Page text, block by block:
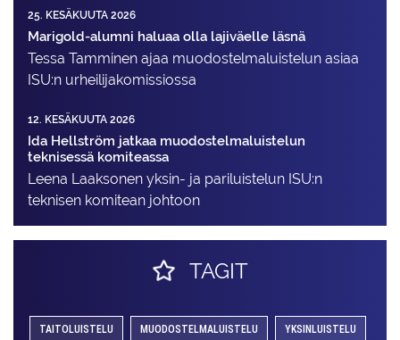
25. KESÄKUUTA 2026
Marigold-alumni haluaa olla lajiväelle läsnä
Tessa Tamminen ajaa muodostelma­luistelun asiaa
ISU:n urheilija­komissiossa
12. KESÄKUUTA 2026
Ida Hellström jatkaa muodostelmaluistelun
teknisessä komiteassa
Leena Laaksonen yksin- ja pariluistelun ISU:n
teknisen komitean johtoon
TAGIT
TAITOLUISTELU MUODOSTELMALUISTELU YKSINLUISTELU